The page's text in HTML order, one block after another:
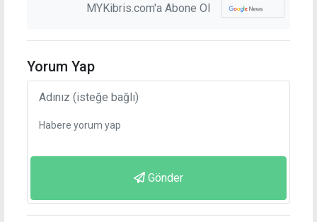
MYKibris.com'a Abone Ol
Yorum Yap
Gönder